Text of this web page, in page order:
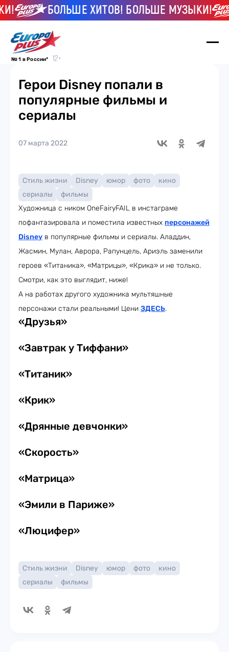
БОЛЬШЕ ХИТОВ! БОЛЬШЕ МУЗЫКИ!
№ 1 в России*
Герои Disney попали в
популярные фильмы и
сериалы
07 марта 2022
Стиль жизни Disney юмор фото
кино
сериалы
фильмы
Художница с ником OneFairyFAIL в инстаграме
пофантазировала и поместила известных персонажей
Disney в популярные фильмы и сериалы. Аладдин,
Жасмин, Мулан, Аврора, Рапунцель, Ариэль заменили
героев «Титаника», «Матрицы», «Крика» и не только.
Смотри, как это выглядит, ниже!
А на работах другого художника мультяшные
персонажи стали реальными! Цени ЗДЕСЬ.
«Друзья»
«Завтрак у Тиффани»
«Титаник»
«Крик»
«Дрянные девчонки»
«Скорость»
«Матрица»
«Эмили в Париже»
«Люцифер»
Стиль жизни Disney юмор фото
кино
сериалы
фильмы